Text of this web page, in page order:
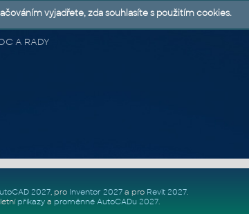
A RADY
2027, pro Inventor 2027a pro Revit 2027.
příkazya proměnné AutoCADu 2027.
vyjadřete, zda souhlasíte s použitím cookies.